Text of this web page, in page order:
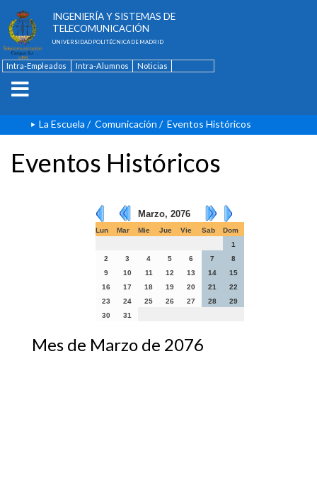
INGENIERÍA Y SISTEMAS DE
TELECOMUNICACIÓN
UNIVERSIDAD POLITÉCNICA DE MADRID
Intra-Empleados Intra-Alumnos
Noticias
La Escuela / Comunicación / Eventos Históricos
Eventos Históricos
Marzo, 2076
Lun Mar Mie Jue Vie Sab
Dom
1
2
3 4 5 6 7
8
9
10 11 12 13 14
15
16
17 18 19 20 21
22
23
24 25 26 27 28
29
30
31
Mes de Marzo de 2076